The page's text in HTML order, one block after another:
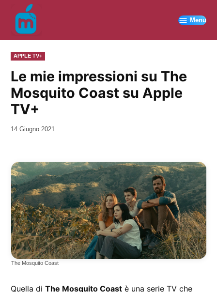
contenuto
Menu
PUBBLICATO
IN
APPLE TV+
Le mie impressioni su The
Mosquito Coast su Apple
TV+
da
14 Giugno 2021
The Mosquito Coast
Quella diThe Mosquito Coast è una serie TV che